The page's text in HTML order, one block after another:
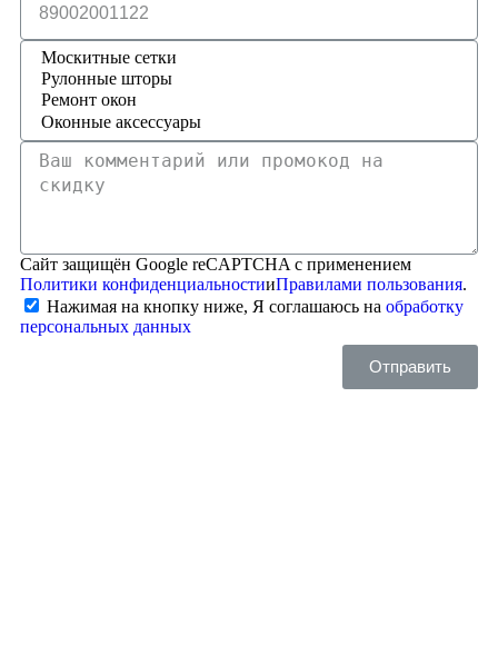
Сайт защищён Google reCAPTCHA с применением
Политики конфиденциальностииПравилами пользования.
Нажимая на кнопку ниже, Я соглашаюсь на обработку
персональных данных
Отправить